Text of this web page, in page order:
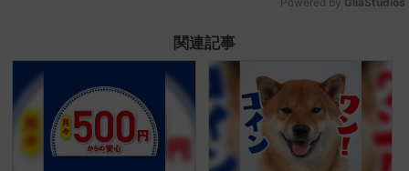
関連記事